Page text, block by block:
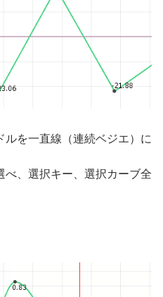
を一直線（連続ベジエ）に
、選択キー、選択カーブ全